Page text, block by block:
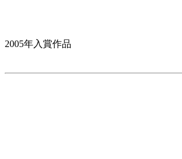
2005年入賞作品